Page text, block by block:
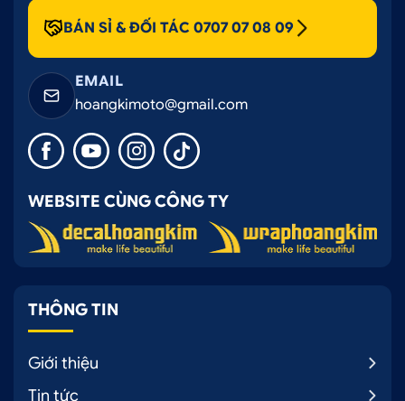
BÁN SỈ & ĐỐI TÁC 0707 07 08 09
EMAIL
hoangkimoto@gmail.com
WEBSITE CÙNG CÔNG TY
THÔNG TIN
Giới thiệu
Tin tức